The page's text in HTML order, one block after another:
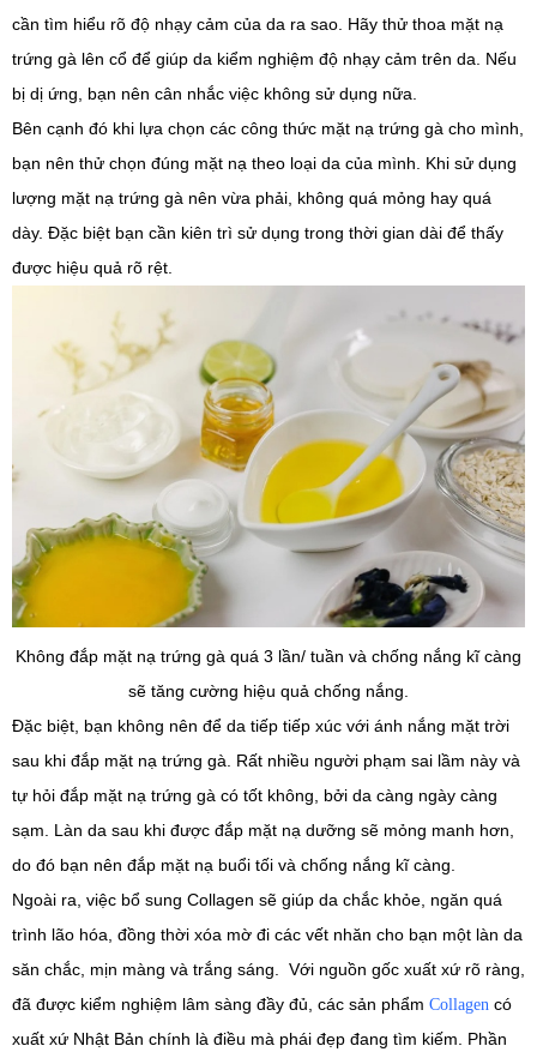
cần tìm hiểu rõ độ nhạy cảm của da ra sao. Hãy thử thoa mặt nạ
trứng gà lên cổ để giúp da kiểm nghiệm độ nhạy cảm trên da. Nếu
bị dị ứng, bạn nên cân nhắc việc không sử dụng nữa.
Bên cạnh đó khi lựa chọn các công thức mặt nạ trứng gà cho mình,
bạn nên thử chọn đúng mặt nạ theo loại da của mình. Khi sử dụng
lượng mặt nạ trứng gà nên vừa phải, không quá mỏng hay quá
dày. Đặc biệt bạn cần kiên trì sử dụng trong thời gian dài để thấy
được hiệu quả rõ rệt.
Không đắp mặt nạ trứng gà quá 3 lần/ tuần và chống nắng kĩ càng
sẽ tăng cường hiệu quả chống nắng.
Đặc biệt, bạn không nên để da tiếp tiếp xúc với ánh nắng mặt trời
sau khi đắp mặt nạ trứng gà. Rất nhiều người phạm sai lầm này và
tự hỏi đắp mặt nạ trứng gà có tốt không, bởi da càng ngày càng
sạm. Làn da sau khi được đắp mặt nạ dưỡng sẽ mỏng manh hơn,
do đó bạn nên đắp mặt nạ buổi tối và chống nắng kĩ càng.
Ngoài ra, việc bổ sung Collagen sẽ giúp da chắc khỏe, ngăn quá
trình lão hóa, đồng thời xóa mờ đi các vết nhăn cho bạn một làn da
săn chắc, mịn màng và trắng sáng. Với nguồn gốc xuất xứ rõ ràng,
đã được kiểm nghiệm lâm sàng đầy đủ, các sản phẩm Collagen có
xuất xứ Nhật Bản chính là điều mà phái đẹp đang tìm kiếm. Phần